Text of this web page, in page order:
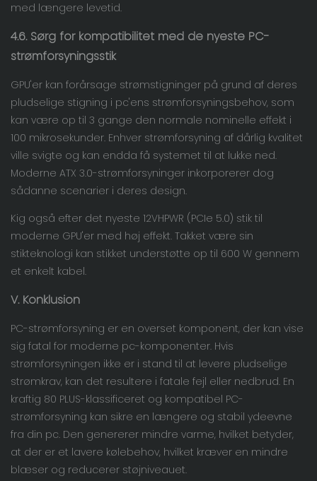
med længere levetid.
4.6. Sørg for kompatibilitet med de nyeste PC-
strømforsyningsstik
GPU'er kan forårsage strømstigninger på grund af deres
pludselige stigning i pc'ens strømforsyningsbehov, som
kan være op til 3 gange den normale nominelle effekt i
100 mikrosekunder. Enhver strømforsyning af dårlig kvalitet
ville svigte og kan endda få systemet til at lukke ned.
Moderne ATX 3.0-strømforsyninger inkorporerer dog
sådanne scenarier i deres design.
Kig også efter det nyeste 12VHPWR (PCIe 5.0) stik til
moderne GPU'er med høj effekt. Takket være sin
stikteknologi kan stikket understøtte op til 600 W gennem
et enkelt kabel.
V. Konklusion
PC-strømforsyning er en overset komponent, der kan vise
sig fatal for moderne pc-komponenter. Hvis
strømforsyningen ikke er i stand til at levere pludselige
strømkrav, kan det resultere i fatale fejl eller nedbrud. En
kraftig 80 PLUS-klassificeret og kompatibel PC-
strømforsyning kan sikre en længere og stabil ydeevne
fra din pc. Den genererer mindre varme, hvilket betyder,
at der er et lavere kølebehov, hvilket kræver en mindre
blæser og reducerer støjniveauet.